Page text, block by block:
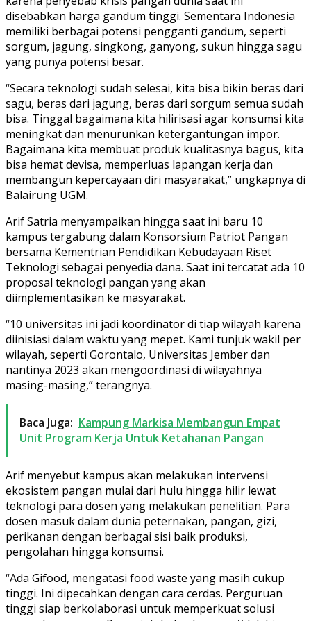
disebabkan harga gandum tinggi. Sementara Indonesia
memiliki berbagai potensi pengganti gandum, seperti
sorgum, jagung, singkong, ganyong, sukun hingga sagu
yang punya potensi besar.
“Secara teknologi sudah selesai, kita bisa bikin beras dari
sagu, beras dari jagung, beras dari sorgum semua sudah
bisa. Tinggal bagaimana kita hilirisasi agar konsumsi kita
meningkat dan menurunkan ketergantungan impor.
Bagaimana kita membuat produk kualitasnya bagus, kita
bisa hemat devisa, memperluas lapangan kerja dan
membangun kepercayaan diri masyarakat,” ungkapnya di
Balairung UGM.
Arif Satria menyampaikan hingga saat ini baru 10
kampus tergabung dalam Konsorsium Patriot Pangan
bersama Kementrian Pendidikan Kebudayaan Riset
Teknologi sebagai penyedia dana. Saat ini tercatat ada 10
proposal teknologi pangan yang akan
diimplementasikan ke masyarakat.
“10 universitas ini jadi koordinator di tiap wilayah karena
diinisiasi dalam waktu yang mepet. Kami tunjuk wakil per
wilayah, seperti Gorontalo, Universitas Jember dan
nantinya 2023 akan mengoordinasi di wilayahnya
masing-masing,” terangnya.
Baca Juga: Kampung Markisa Membangun Empat
Unit Program Kerja Untuk Ketahanan Pangan
Arif menyebut kampus akan melakukan intervensi
ekosistem pangan mulai dari hulu hingga hilir lewat
teknologi para dosen yang melakukan penelitian. Para
dosen masuk dalam dunia peternakan, pangan, gizi,
perikanan dengan berbagai sisi baik produksi,
pengolahan hingga konsumsi.
“Ada Gifood, mengatasi food waste yang masih cukup
tinggi. Ini dipecahkan dengan cara cerdas. Perguruan
tinggi siap berkolaborasi untuk memperkuat solusi